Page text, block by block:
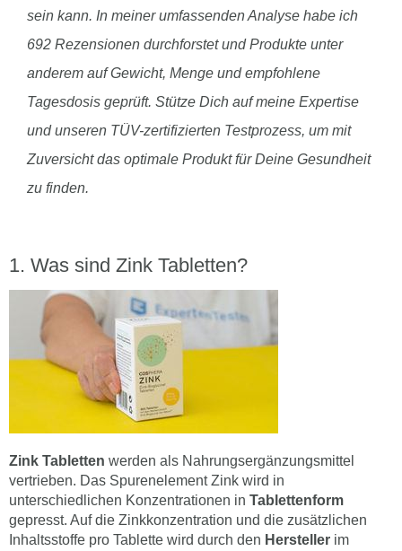
sein kann. In meiner umfassenden Analyse habe ich
692 Rezensionen durchforstet und Produkte unter
anderem auf Gewicht, Menge und empfohlene
Tagesdosis geprüft. Stütze Dich auf meine Expertise
und unseren TÜV-zertifizierten Testprozess, um mit
Zuversicht das optimale Produkt für Deine Gesundheit
zu finden.
Was sind Zink Tabletten?
Zink Tabletten werden als Nahrungsergänzungsmittel
vertrieben. Das Spurenelement Zink wird in
unterschiedlichen Konzentrationen in Tablettenform
gepresst. Auf die Zinkkonzentration und die zusätzlichen
Inhaltsstoffe pro Tablette wird durch den Hersteller im